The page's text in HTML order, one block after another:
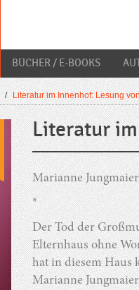
BÜCHER / E-BOOKS
/ Literatur im Innenhof: Lesung
Literatur
Marianne
*
Der Tod der
Elternhaus ohne
hat in diesem Haus
Marianne